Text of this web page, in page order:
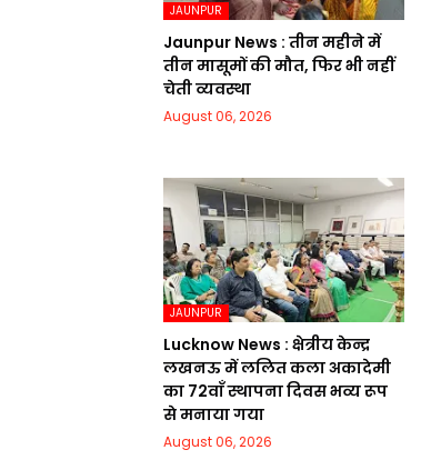
JAUNPUR
Jaunpur News : तीन महीने में
तीन मासूमों की मौत, फिर भी नहीं
चेती व्यवस्था
August 06, 2026
JAUNPUR
Lucknow News : क्षेत्रीय केन्द्र
लखनऊ में ललित कला अकादेमी
का 72वाॅं स्थापना दिवस भव्य रूप
से मनाया गया
August 06, 2026